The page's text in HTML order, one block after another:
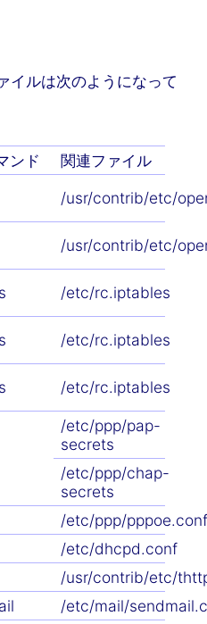
イルは次のようになって
ンド
関連ファイル
/usr/contrib/etc/
/usr/contrib/etc/
/etc/rc.iptables
/etc/rc.iptables
/etc/rc.iptables
/etc/ppp/pap-
secrets
/etc/ppp/chap-
secrets
/etc/ppp/pppoe.conf
/etc/dhcpd.conf
/usr/contrib/etc/
/etc/mail/